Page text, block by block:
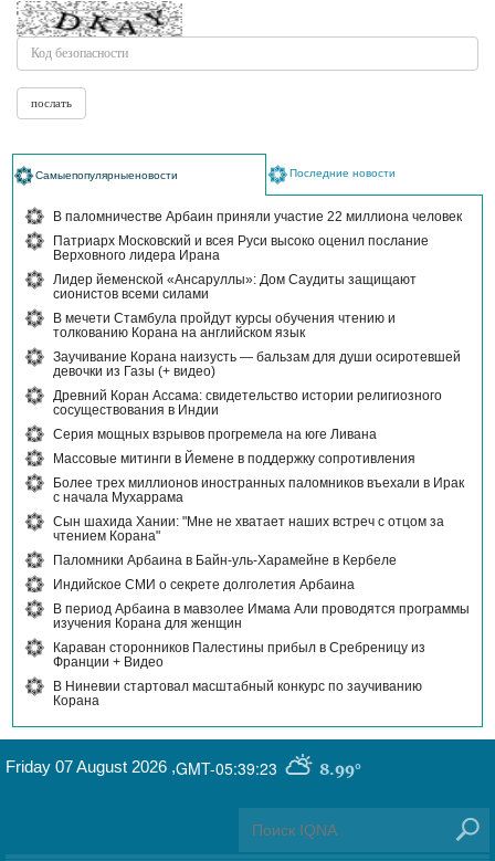
Самыепопулярныеновости Последние новости
В паломничестве Арбаин приняли участие 22 миллиона человек
Патриарх Московский и всея Руси высоко оценил послание
Верховного лидера Ирана
Лидер йеменской «Ансаруллы»: Дом Саудиты защищают
сионистов всеми силами
В мечети Стамбула пройдут курсы обучения чтению и
толкованию Корана на английском язык
Заучивание Корана наизусть — бальзам для души осиротевшей
девочки из Газы (+ видео)
Древний Коран Ассама: свидетельство истории религиозного
сосуществования в Индии
Серия мощных взрывов прогремела на юге Ливана
Массовые митинги в Йемене в поддержку сопротивления
Более трех миллионов иностранных паломников въехали в Ирак
с начала Мухаррама
Сын шахида Хании: "Мне не хватает наших встреч с отцом за
чтением Корана"
Паломники Арбаина в Байн-уль-Харамейне в Кербеле
Индийское СМИ о секрете долголетия Арбаина
В период Арбаина в мавзолее Имама Али проводятся программы
изучения Корана для женщин
Караван сторонников Палестины прибыл в Сребреницу из
Франции + Видео
В Ниневии стартовал масштабный конкурс по заучиванию
Корана
GMT-05:39:23 8.99°
Friday 07 August 2026 ,